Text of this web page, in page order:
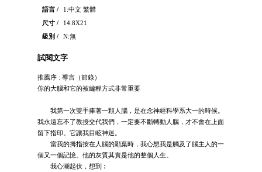
語言 /
1:中文 繁體
尺寸 /
14.8X21
級別 /
N:無
試閱文字
推薦序 : 導言（節錄）
你的大腦和它的被編程方式非常重要
我第一次雙手捧著一顆人腦，是在念神經科學系大一的時候。
我永遠忘不了教授交代我們，一定要不斷轉動人腦，才不會在上面
留下指印。它讓我目眩神迷。
當我的拇指按在人腦的顳葉時，我心想我是觸及了腦主人的一
個又一個記憶。他的灰質其實是他的整個人生。
我心潮起伏，想到︰